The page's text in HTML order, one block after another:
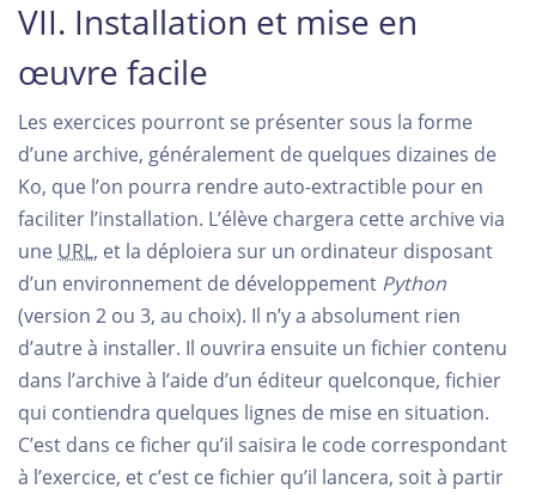
VII. Installation et mise en
œuvre facile
Les exercices pourront se présenter sous la forme
d’une archive, généralement de quelques dizaines de
Ko, que l’on pourra rendre auto-extractible pour en
faciliter l’installation. L’élève chargera cette archive via
une URL, et la déploiera sur un ordinateur disposant
d’un environnement de développement Python
(version 2 ou 3, au choix). Il n’y a absolument rien
d’autre à installer. Il ouvrira ensuite un fichier contenu
dans l’archive à l’aide d’un éditeur quelconque, fichier
qui contiendra quelques lignes de mise en situation.
C’est dans ce ficher qu’il saisira le code correspondant
à l’exercice, et c’est ce fichier qu’il lancera, soit à partir